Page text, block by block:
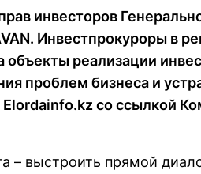
инвесторов
Инвестпрокуроры в
объекты реализации
проблем бизнеса и
со ссылкой
– выстроить прямой